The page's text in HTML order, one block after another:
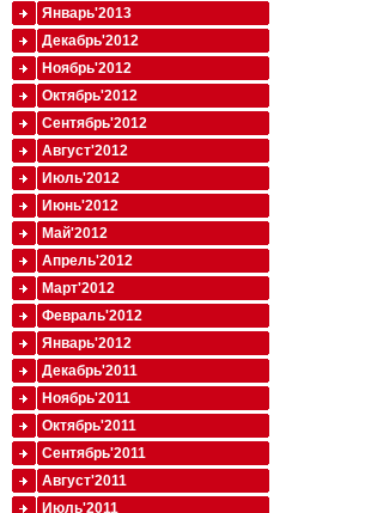
Январь'2013
Декабрь'2012
Ноябрь'2012
Октябрь'2012
Сентябрь'2012
Август'2012
Июль'2012
Июнь'2012
Май'2012
Апрель'2012
Март'2012
Февраль'2012
Январь'2012
Декабрь'2011
Ноябрь'2011
Октябрь'2011
Сентябрь'2011
Август'2011
Июль'2011